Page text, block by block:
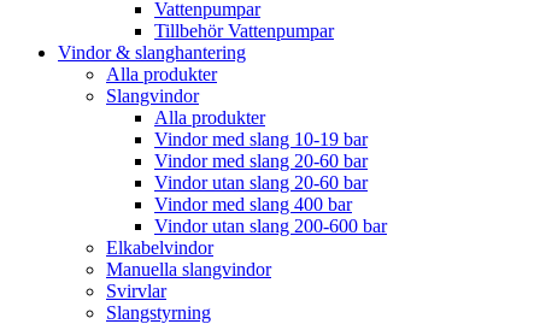
Vattenpumpar
Tillbehör Vattenpumpar
Vindor & slanghantering
Alla produkter
Slangvindor
Alla produkter
Vindor med slang 10-19 bar
Vindor med slang 20-60 bar
Vindor utan slang 20-60 bar
Vindor med slang 400 bar
Vindor utan slang 200-600 bar
Elkabelvindor
Manuella slangvindor
Svirvlar
Slangstyrning